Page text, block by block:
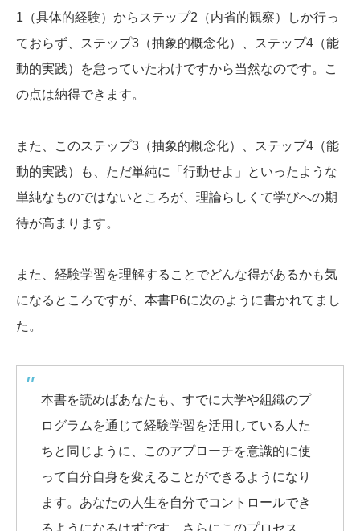
1（具体的経験）からステップ2（内省的観察）しか行っ
ておらず、ステップ3（抽象的概念化）、ステップ4（能
動的実践）を怠っていたわけですから当然なのです。こ
の点は納得できます。
また、このステップ3（抽象的概念化）、ステップ4（能
動的実践）も、ただ単純に「行動せよ」といったような
単純なものではないところが、理論らしくて学びへの期
待が高まります。
また、経験学習を理解することでどんな得があるかも気
になるところですが、本書P6に次のように書かれてまし
た。
本書を読めばあなたも、すでに大学や組織のプ
ログラムを通じて経験学習を活用している人た
ちと同じように、このアプローチを意識的に使
って自分自身を変えることができるようになり
ます。あなたの人生を自分でコントロールでき